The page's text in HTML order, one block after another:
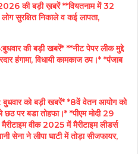
की बड़ी ख़बरें **वियतनाम में 32
सुरक्षित निकाले व कई लापता,
की बड़ी खबरें* **नीट पेपर लीक मुद्दे
हंगामा, विधायी कामकाज ठप।* *पंजाब
को बड़ी खबरें* *8वें वेतन आयोग को
छठ पर बडा तोहफा।* *पीएम मोदी 29
वीक 2025 में मैरीटाइम लीडर्स
सेना ने लीपा घाटी में तोड़ा सीजफायर,